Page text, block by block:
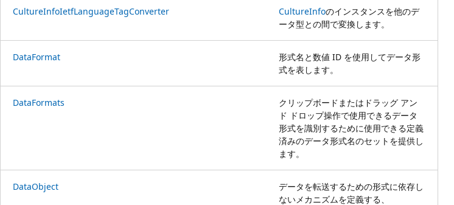
CultureInfoIetfLanguageTagConverter CultureInfoのインスタンスを他のデ
ータ型との間で変換します。
DataFormat
形式名と数値 ID を使用してデータ形
式を表します。
DataFormats
クリップボードまたはドラッグ アン
ド ドロップ操作で使用できるデータ
形式を識別するために使用できる定義
済みのデータ形式名のセットを提供し
ます。
DataObject
データを転送するための形式に依存し
ないメカニズムを定義する、